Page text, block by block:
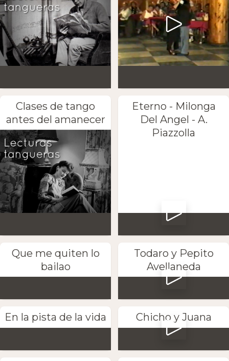
Clases de tango
antes del amanecer
Eterno - Milonga
Del Angel - A.
Piazzolla
Que me quiten lo
bailao
Todaro y Pepito
Avellaneda
En la pista de la vida Chicho y Juana